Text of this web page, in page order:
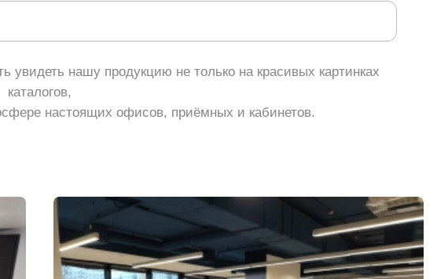
нашу продукцию не только на красивых картинках
каталогов,
настоящих офисов, приёмных и кабинетов.